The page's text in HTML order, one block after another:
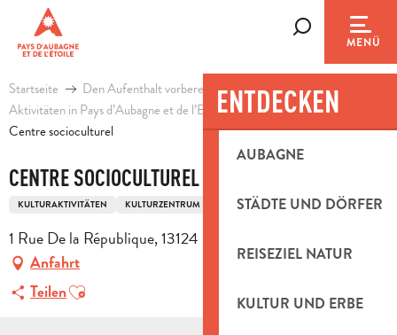
contenu
principal
MENÜ
ENTDECKEN
AUBAGNE
STÄDTE UND DÖRFER
REISEZIEL NATUR
KULTUR UND ERBE
Startseite Den Aufenthalt vorbereiten
Agenda & Ausflugsideen
Aktivitäten in Pays d’Aubagne et de l’Etoile
Freizeit
Centre socioculturel
CENTRE SOCIOCULTUREL
KULTURAKTIVITÄTEN KULTURZENTRUM
1 Rue De la République, 13124 Peypin
Anfahrt
TeilenAjouter aux favoris